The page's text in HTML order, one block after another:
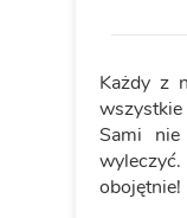
Każdy z
Sami
obojętnie!